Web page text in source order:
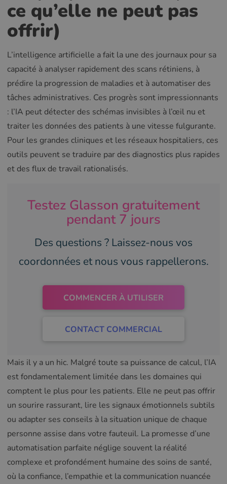
ce qu’elle ne peut pas
offrir)
L’intelligence artificielle a fait la une des journaux pour sa
capacité à analyser rapidement des scans rétiniens, à
prédire la progression de maladies et à automatiser des
tâches administratives. Ces progrès sont impressionnants
: l’IA peut détecter des schémas invisibles à l’œil nu et
traiter les données des patients à une vitesse fulgurante.
Pour les grandes cliniques et les réseaux hospitaliers, ces
outils peuvent se traduire par des diagnostics plus rapides
et des flux de travail rationalisés.
Testez Glasson gratuitement
pendant 7 jours
Des questions ? Laissez-nous vos
coordonnées et nous vous rappellerons.
COMMENCER À UTILISER
CONTACT COMMERCIAL
Mais il y a un hic. Malgré toute sa puissance de calcul, l’IA
est fondamentalement limitée dans les domaines qui
comptent le plus pour les patients. Elle ne peut pas offrir
un sourire rassurant, lire les signaux émotionnels subtils
ou adapter ses conseils à la situation unique de chaque
personne assise dans votre fauteuil. La promesse d’une
automatisation parfaite néglige souvent la réalité
complexe et profondément humaine des soins de santé,
où la confiance, l’empathie et la communication nuancée